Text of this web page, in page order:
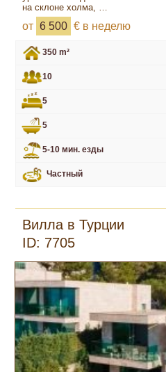
на склоне холма, …
от 6 500 € в неделю
350 m²
10
5
5
5-10 мин. езды
Частный
Вилла в Турции
ID: 7705